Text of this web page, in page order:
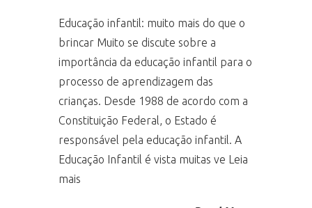
Educação infantil: muito mais do que o
brincar Muito se discute sobre a
importância da educação infantil para o
processo de aprendizagem das
crianças. Desde 1988 de acordo com a
Constituição Federal, o Estado é
responsável pela educação infantil. A
Educação Infantil é vista muitas ve Leia
mais